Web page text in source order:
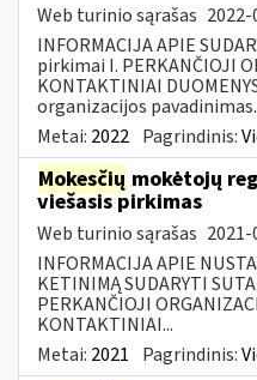
Web turinio sąrašas
INFORMACIJA APIE
pirkimai I. PERKANČIOJI
KONTAKTINIAI
organizacijos
Metai: 2022 Pagrindinis:
Mokesčių mokėtojų
viešasis pirkimas
Web turinio sąrašas
INFORMACIJA APIE
KETINIMĄ SUDARYTI
PERKANČIOJI
KONTAKTINIAI...
Metai: 2021 Pagrindinis: